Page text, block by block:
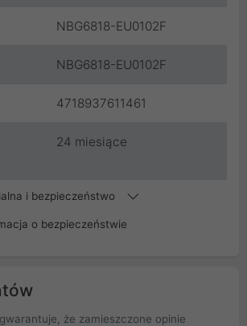
NBG6818-EU0102F
NBG6818-EU0102F
4718937611461
24 miesiące
i bezpieczeństwo
o bezpieczeństwie
że zamieszczone opinie